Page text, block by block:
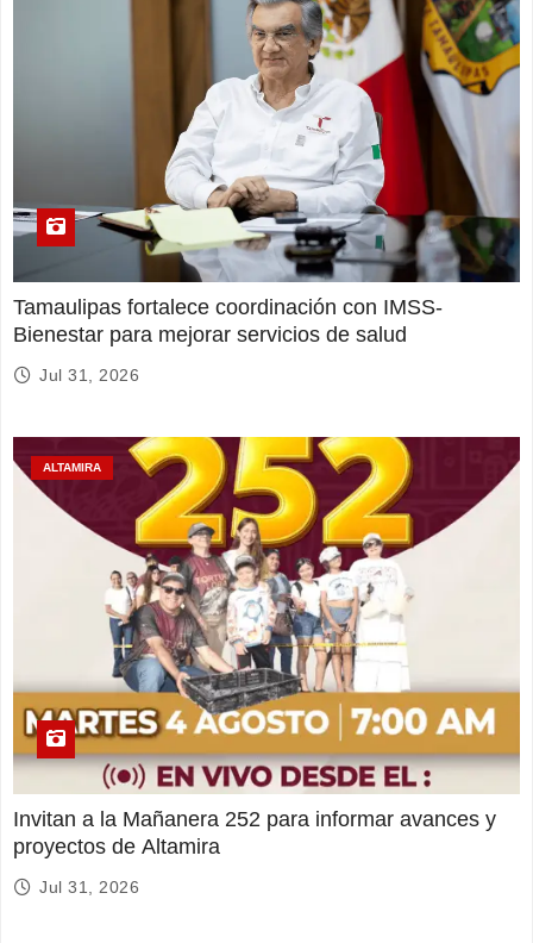
Tamaulipas fortalece coordinación con IMSS-
Bienestar para mejorar servicios de salud
Jul 31, 2026
ALTAMIRA
Invitan a la Mañanera 252 para informar avances y
proyectos de Altamira
Jul 31, 2026